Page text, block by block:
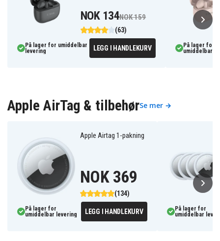
(63)
NOK 134NOK 159
På lager for umiddelbar
levering
LEGG I HANDLEKURV
På lager for
umiddelbar
Apple AirTag & tilbehørSe mer →
Apple Airtag 1-pakning
(134)
NOK 369
På lager for
umiddelbar levering
LEGG I HANDLEKURV
På lager for
umiddelbar